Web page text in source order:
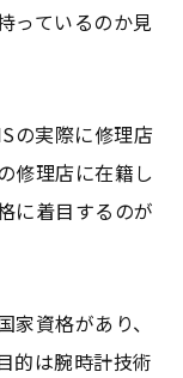
っているのか見
の実際に修理店
修理店に在籍し
に着目するのが
資格があり、
的は腕時計技術